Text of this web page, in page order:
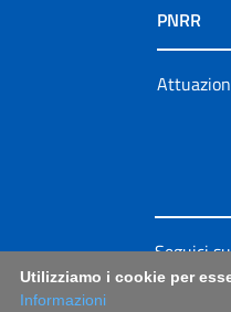
PNRR
Seguici
Utilizziamo i cookie per
Informazioni